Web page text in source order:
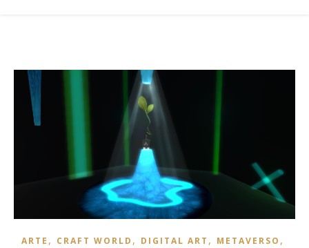
ARTE , CRAFT WORLD , DIGITAL ART , METAVERSO ,